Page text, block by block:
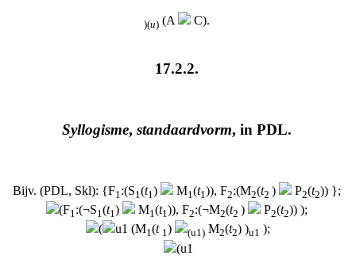
)(u)(A C).
17.2.2.
Syllogisme, standaardvorm, in PDL.
Bijv. (PDL, Skl): {F1:(S1(t1) M1(t1)), F2:(M2(t2 ) P2(t2)) };
(F1:(¬S1(t1) M1(t1)), F2:(¬M2(t2 ) P2(t2)) );
(
u1 (M1(t 1) (u1) M2(t2) )u1 );
(u1